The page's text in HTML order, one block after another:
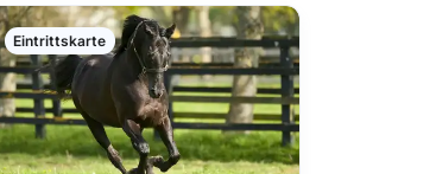
Eintrittskarte